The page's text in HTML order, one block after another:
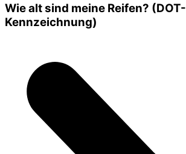
Wie alt sind meine Reifen? (DOT-
Kennzeichnung)